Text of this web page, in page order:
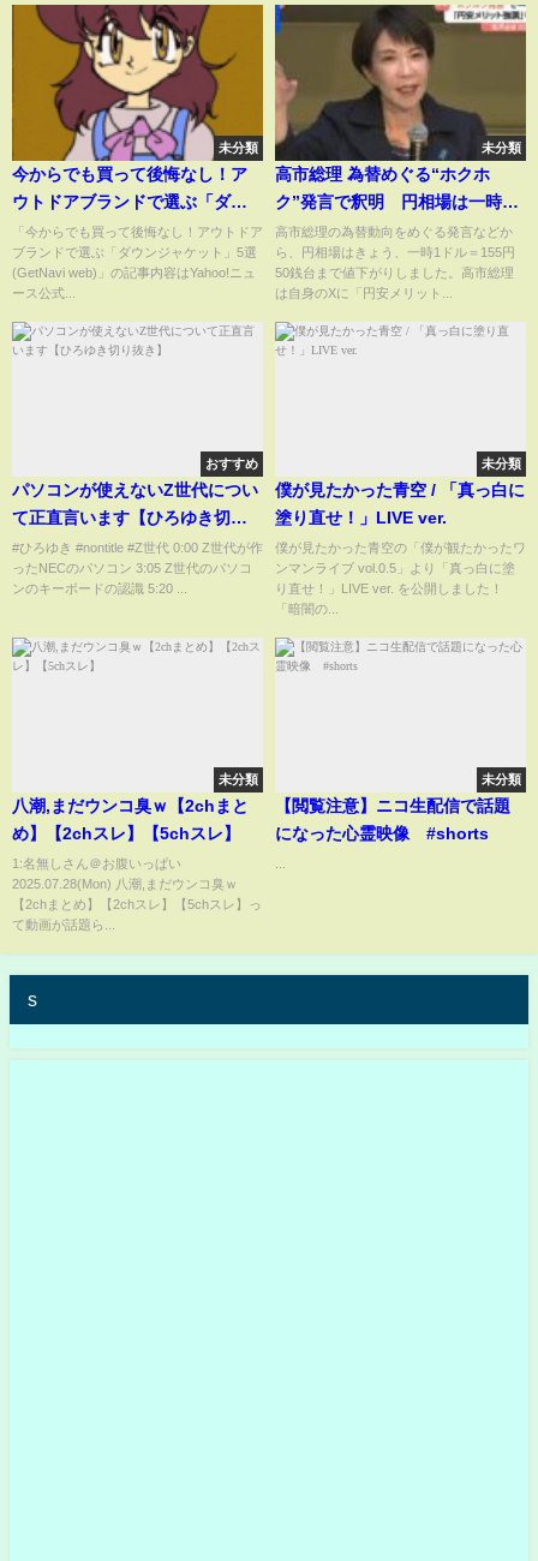
未分類
今からでも買って後悔なし！ア
ウトドアブランドで選ぶ「ダウ
ンジャケット」5選(GetNavi
web)
「今からでも買って後悔なし！アウトドア
ブランドで選ぶ「ダウンジャケット」5選
(GetNavi web)」の記事内容はYahoo!ニュ
ース公式...
未分類
高市総理 為替めぐる“ホクホ
ク”発言で釈明 円相場は一時1
ドル＝155円50銭まで下落｜
TBS NEWS DIG
高市総理の為替動向をめぐる発言などか
ら、円相場はきょう、一時1ドル＝155円
50銭台まで値下がりしました。高市総理
は自身のXに「円安メリット...
おすすめ
パソコンが使えないZ世代につい
て正直言います【ひろゆき切り
抜き】
#ひろゆき #nontitle #Z世代 0:00 Z世代が作
ったNECのパソコン 3:05 Z世代のパソコ
ンのキーボードの認識 5:20 ...
未分類
僕が見たかった青空 / 「真っ白に
塗り直せ！」LIVE ver.
僕が見たかった青空の「僕が観たかったワ
ンマンライブ vol.0.5」より「真っ白に塗
り直せ！」LIVE ver. を公開しました！
「暗闇の...
未分類
八潮,まだウンコ臭ｗ【2chまと
め】【2chスレ】【5chスレ】
1:名無しさん＠お腹いっぱい
2025.07.28(Mon) 八潮,まだウンコ臭ｗ
【2chまとめ】【2chスレ】【5chスレ】っ
て動画が話題ら...
未分類
【閲覧注意】ニコ生配信で話題
になった心霊映像 #shorts
s